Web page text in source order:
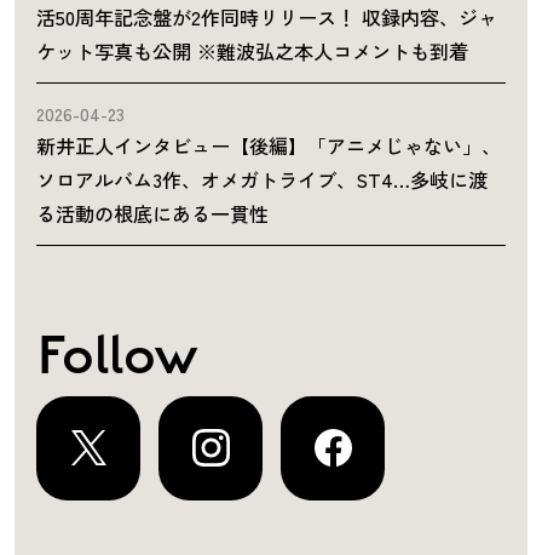
活50周年記念盤が2作同時リリース！ 収録内容、ジャ
ケット写真も公開 ※難波弘之本人コメントも到着
2026-04-23
新井正人インタビュー【後編】「アニメじゃない」、
ソロアルバム3作、オメガトライブ、ST4…多岐に渡
る活動の根底にある一貫性
Follow